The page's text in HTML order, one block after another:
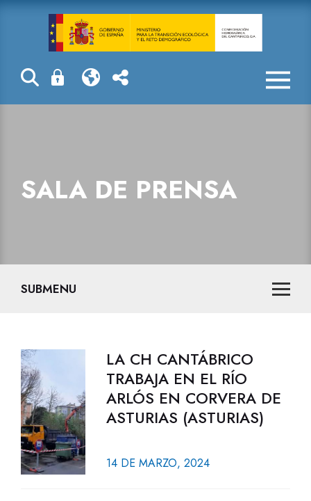
Sala de prensa
SALA DE PRENSA
SUBMENU
LA CH CANTÁBRICO
TRABAJA EN EL RÍO
ARLÓS EN CORVERA DE
ASTURIAS (ASTURIAS)
14 DE MARZO, 2024